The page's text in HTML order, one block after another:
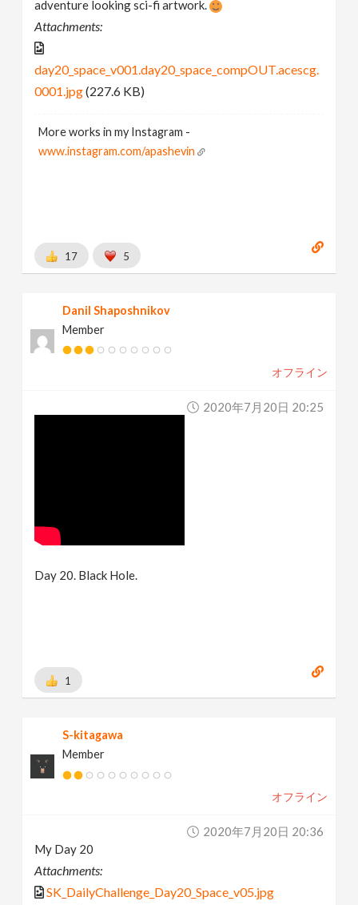
adventure looking sci-fi artwork.
Attachments:
day20_space_v001.day20_space_compOUT.acescg.
0001.jpg(227.6 KB)
More works in my Instagram -
www.instagram.com/apashevin
17 5
Danil Shaposhnikov
Member
オフライン
2020年7月20日 20:25
Day 20. Black Hole.
1
S-kitagawa
Member
オフライン
2020年7月20日 20:36
My Day 20
Attachments:
SK_DailyChallenge_Day20_Space_v05.jpg